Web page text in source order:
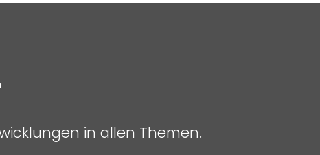
in allen Themen.